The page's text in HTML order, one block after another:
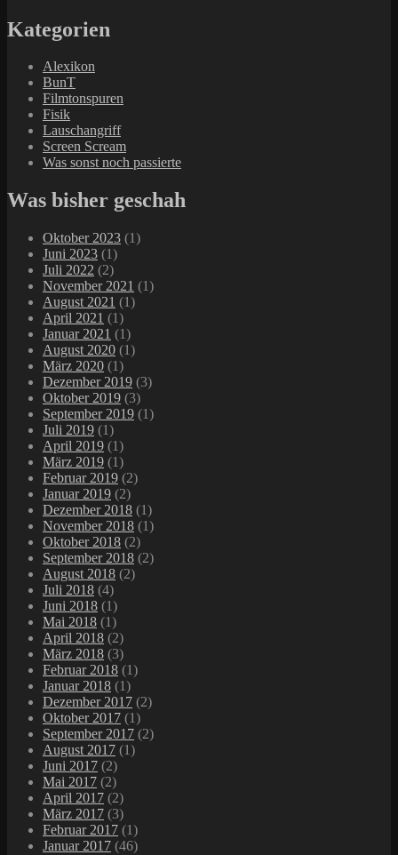
Kategorien
Alexikon
BunT
Filmtonspuren
Fisik
Lauschangriff
Screen Scream
Was sonst noch passierte
Was bisher geschah
Oktober 2023 (1)
Juni 2023 (1)
Juli 2022 (2)
November 2021 (1)
August 2021 (1)
April 2021 (1)
Januar 2021 (1)
August 2020 (1)
März 2020 (1)
Dezember 2019 (3)
Oktober 2019 (3)
September 2019 (1)
Juli 2019 (1)
April 2019 (1)
März 2019 (1)
Februar 2019 (2)
Januar 2019 (2)
Dezember 2018 (1)
November 2018 (1)
Oktober 2018 (2)
September 2018 (2)
August 2018 (2)
Juli 2018 (4)
Juni 2018 (1)
Mai 2018 (1)
April 2018 (2)
März 2018 (3)
Februar 2018 (1)
Januar 2018 (1)
Dezember 2017 (2)
Oktober 2017 (1)
September 2017 (2)
August 2017 (1)
Juni 2017 (2)
Mai 2017 (2)
April 2017 (2)
März 2017 (3)
Februar 2017 (1)
Januar 2017 (46)